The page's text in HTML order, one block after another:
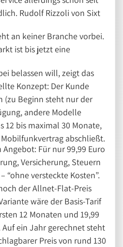
Rudolf Rizzoli von Sixt
an keiner Branche vorbei.
ist bis jetzt eine
belassen will, zeigt das
Konzept: Der Kunde
(zu Beginn steht nur der
andere Modelle
12 bis maximal 30 Monate,
abschließt.
Für nur 99,99 Euro
Versicherung, Steuern
“ohne versteckte Kosten”.
der Allnet-Flat-Preis
wäre der Basis-Tarif
12 Monaten und 19,99
ein Jahr gerechnet steht
Preis von rund 130